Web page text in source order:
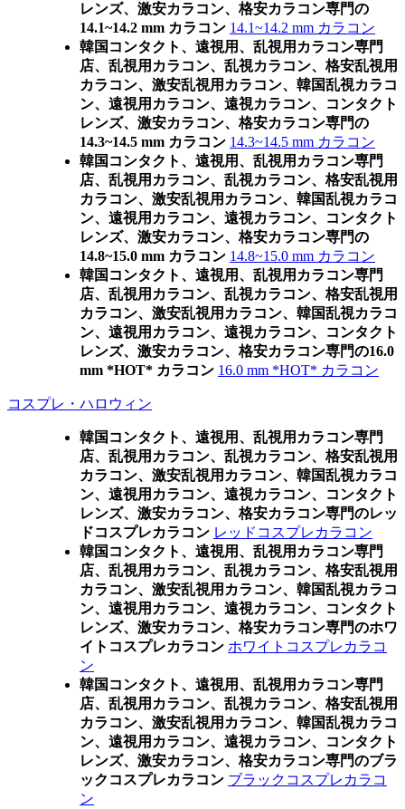
レンズ、激安カラコン、格安カラコン専門の
14.1~14.2 mm カラコン 14.1~14.2 mm カラコン
韓国コンタクト、遠視用、乱視用カラコン専門
店、乱視用カラコン、乱視カラコン、格安乱視用
カラコン、激安乱視用カラコン、韓国乱視カラコ
ン、遠視用カラコン、遠視カラコン、コンタクト
レンズ、激安カラコン、格安カラコン専門の
14.3~14.5 mm カラコン 14.3~14.5 mm カラコン
韓国コンタクト、遠視用、乱視用カラコン専門
店、乱視用カラコン、乱視カラコン、格安乱視用
カラコン、激安乱視用カラコン、韓国乱視カラコ
ン、遠視用カラコン、遠視カラコン、コンタクト
レンズ、激安カラコン、格安カラコン専門の
14.8~15.0 mm カラコン 14.8~15.0 mm カラコン
韓国コンタクト、遠視用、乱視用カラコン専門
店、乱視用カラコン、乱視カラコン、格安乱視用
カラコン、激安乱視用カラコン、韓国乱視カラコ
ン、遠視用カラコン、遠視カラコン、コンタクト
レンズ、激安カラコン、格安カラコン専門の16.0
mm *HOT* カラコン 16.0 mm *HOT* カラコン
コスプレ・ハロウィン
韓国コンタクト、遠視用、乱視用カラコン専門
店、乱視用カラコン、乱視カラコン、格安乱視用
カラコン、激安乱視用カラコン、韓国乱視カラコ
ン、遠視用カラコン、遠視カラコン、コンタクト
レンズ、激安カラコン、格安カラコン専門のレッ
ドコスプレカラコン レッドコスプレカラコン
韓国コンタクト、遠視用、乱視用カラコン専門
店、乱視用カラコン、乱視カラコン、格安乱視用
カラコン、激安乱視用カラコン、韓国乱視カラコ
ン、遠視用カラコン、遠視カラコン、コンタクト
レンズ、激安カラコン、格安カラコン専門のホワ
イトコスプレカラコン ホワイトコスプレカラコ
ン
韓国コンタクト、遠視用、乱視用カラコン専門
店、乱視用カラコン、乱視カラコン、格安乱視用
カラコン、激安乱視用カラコン、韓国乱視カラコ
ン、遠視用カラコン、遠視カラコン、コンタクト
レンズ、激安カラコン、格安カラコン専門のブラ
ックコスプレカラコン ブラックコスプレカラコ
ン